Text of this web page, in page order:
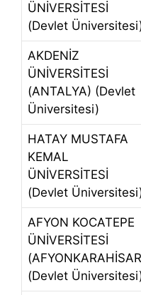
ÜNİVERSİTESİ
(Devlet
AKDENİZ
ÜNİVERSİTESİ
(ANTALYA) (Devlet
Üniversitesi)
HATAY MUSTAFA
KEMAL
ÜNİVERSİTESİ
(Devlet
AFYON KOCATEPE
ÜNİVERSİTESİ
(Devlet